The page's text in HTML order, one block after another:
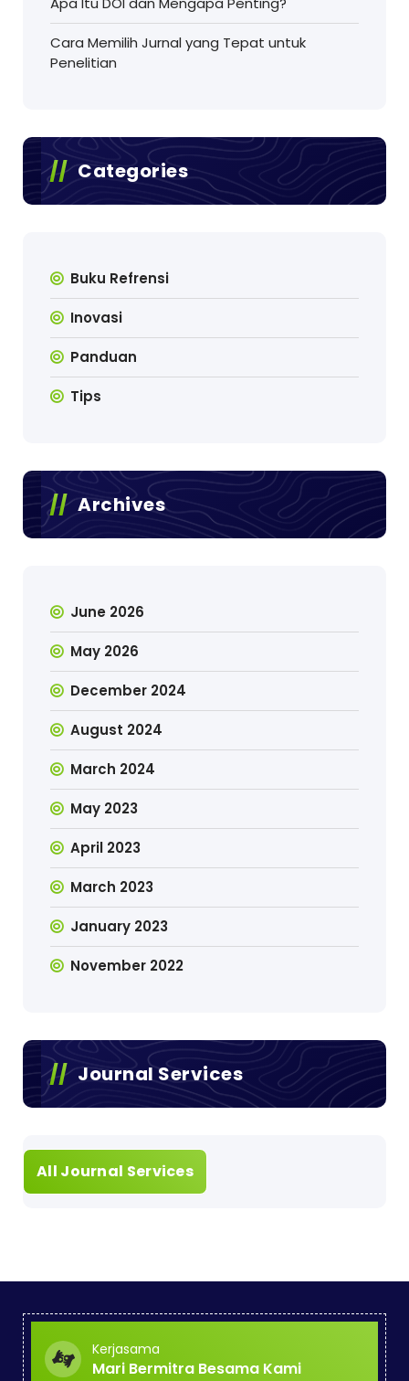
Cara Memilih Jurnal yang Tepat untuk
Penelitian
Categories
Buku Refrensi
Inovasi
Panduan
Tips
Archives
June 2026
May 2026
December 2024
August 2024
March 2024
May 2023
April 2023
March 2023
January 2023
November 2022
Journal Services
All Journal Services
Kerjasama
Mari Bermitra Besama Kami